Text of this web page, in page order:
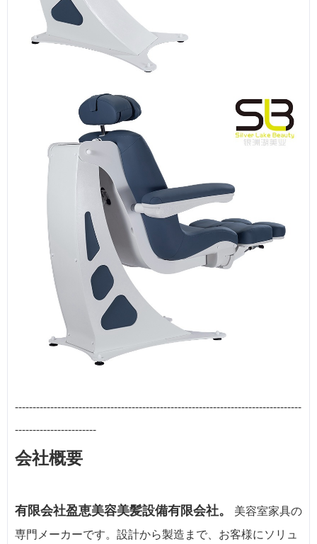
---------------------------------------------------------------------------------
-----------------------
会社概要
有限会社盈恵美容美髪設備有限会社。
美容室家具の
専門メーカーです。設計から製造まで、お客様にソリュ